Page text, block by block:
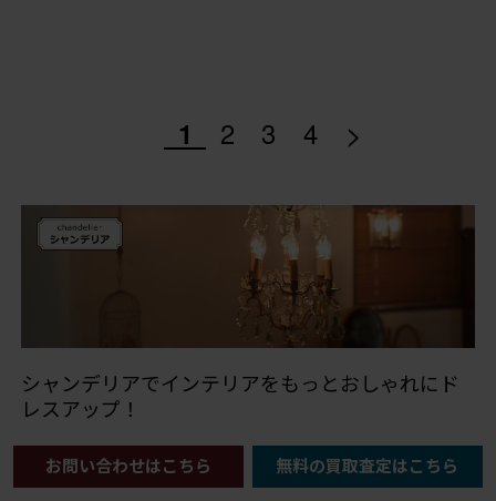
1 2 3 4 >
シャンデリアでインテリアをもっとおしゃれにド
レスアップ！
お問い合わせはこちら 無料の買取査定はこちら